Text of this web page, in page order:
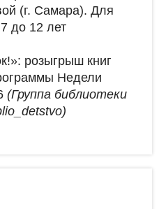
(г. Самара). Для
до 12 лет
розыгрыш книг
Недели
(Группа библиотеки